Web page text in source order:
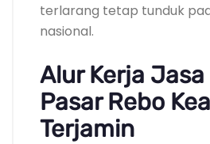
terlarang tetap tunduk
nasional.
Alur Kerja
Pasar Rebo
Terjamin